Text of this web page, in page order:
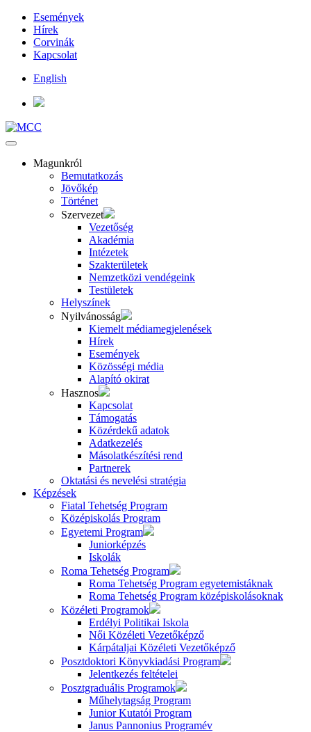
Események
Hírek
Corvinák
Kapcsolat
English
Magunkról
Bemutatkozás
Jövőkép
Történet
Szervezet
Vezetőség
Akadémia
Intézetek
Szakterületek
Nemzetközi vendégeink
Testületek
Helyszínek
Nyilvánosság
Kiemelt médiamegjelenések
Hírek
Események
Közösségi média
Alapító okirat
Hasznos
Kapcsolat
Támogatás
Közérdekű adatok
Adatkezelés
Másolatkészítési rend
Partnerek
Oktatási és nevelési stratégia
Képzések
Fiatal Tehetség Program
Középiskolás Program
Egyetemi Program
Juniorképzés
Iskolák
Roma Tehetség Program
Roma Tehetség Program egyetemistáknak
Roma Tehetség Program középiskolásoknak
Közéleti Programok
Erdélyi Politikai Iskola
Női Közéleti Vezetőképző
Kárpátaljai Közéleti Vezetőképző
Posztdoktori Könyvkiadási Program
Jelentkezés feltételei
Posztgraduális Programok
Műhelytagság Program
Junior Kutatói Program
Janus Pannonius Programév